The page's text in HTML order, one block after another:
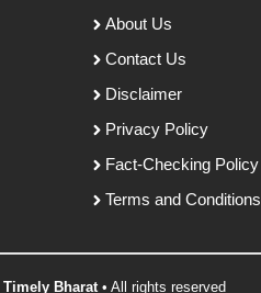
About Us
Contact Us
Disclaimer
Privacy Policy
Fact-Checking Policy
Terms and Conditions
Timely Bharat• All rights reserved